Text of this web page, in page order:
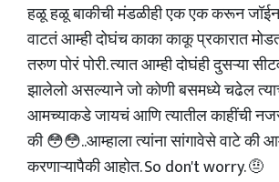
हळू हळू बाकीची मंडळीही एक एक करून
वाटतं आम्ही दोघंच काका काकू प्रकारात
तरुण पोरं पोरी. त्यात आम्ही दोघंही दुसऱ्या
झालेलो असल्याने जो कोणी बसमध्ये चढेल
आमच्याकडे जायचं आणि त्यातील काहींची
की 😳😳..आम्हाला त्यांना सांगावेसे वाटे की
करणाऱ्यापैकी आहोत. So don't worry. 🤨